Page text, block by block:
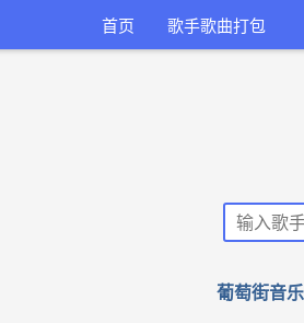
首页 歌手歌曲打包
葡萄街音